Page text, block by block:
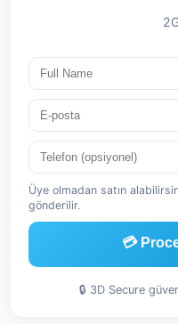
Üye olmadan satın
gönderilir.
💳
🔒 3D Secure